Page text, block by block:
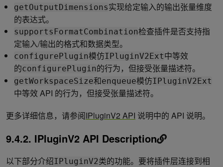
getOutputDimensions实现给定输入的输出张量维度
的表达式。
supportsFormatCombination检查插件是否支持指
定输入/输出的格式和数据类型。
configurePlugin模仿IPluginV2Ext中等效
的configurePlugin的行为，但接受张量描述符。
getWorkspaceSize和enqueue模仿IPluginV2Ext
中等效 API 的行为，但接受张量描述符。
更多详细信息，请参阅IPluginV2 API 说明中的 API 说明。
9.4.2. IPluginV2 API Description
以下部分介绍IPluginV2类的功能。要将插件层连接到相